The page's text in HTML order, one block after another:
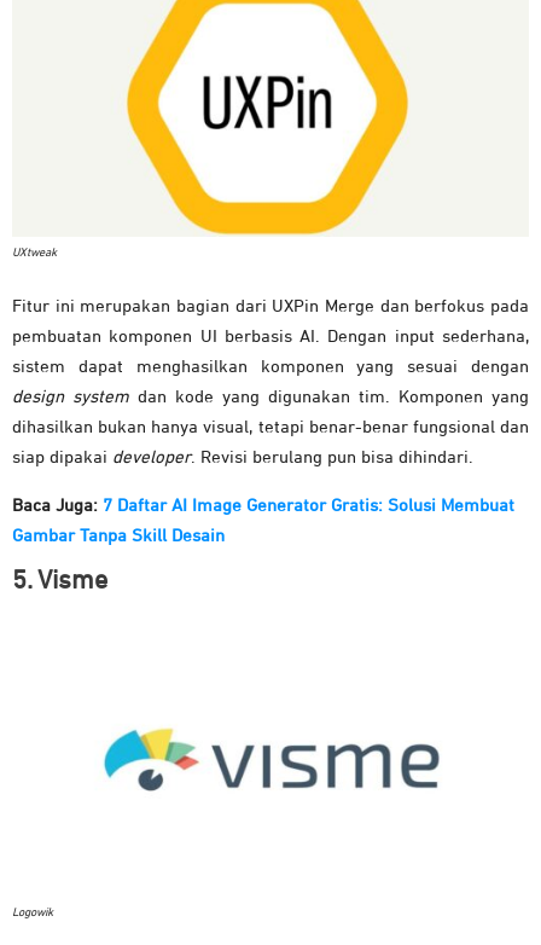
UXtweak
Fitur ini merupakan bagian dari UXPin Merge dan berfokus pada
pembuatan komponen UI berbasis AI. Dengan input sederhana,
sistem dapat menghasilkan komponen yang sesuai dengan
design system dan kode yang digunakan tim. Komponen yang
dihasilkan bukan hanya visual, tetapi benar-benar fungsional dan
siap dipakai developer. Revisi berulang pun bisa dihindari.
Baca Juga: 7 Daftar AI Image Generator Gratis: Solusi Membuat
Gambar Tanpa Skill Desain
5. Visme
Logowik